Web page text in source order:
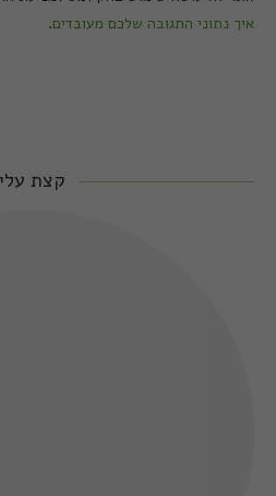
איך נתוני התגובה שלכם מעובדים.
קצת עלי